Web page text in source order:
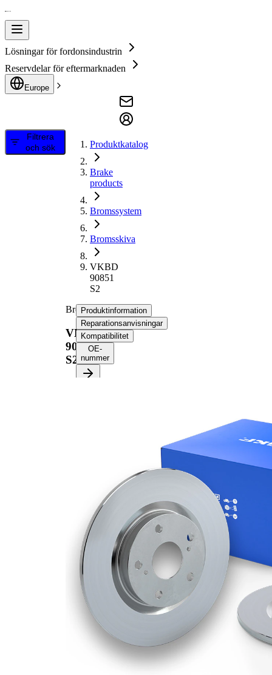
Lösningar för fordonsindustrin
Reservdelar för eftermarknaden
Europe
Filtrera
och sök
Produktkatalog
Brake
products
Bromssystem
Bromsskiva
VKBD
90851
S2
Bromsskiva
VKBD
90851
S2
Produktinformation
Reparationsanvisningar
Kompatibilitet
OE-
nummer
10,4
mm
Minimum tjocklek
Antal borrningar
2
Ytterdiameter
299
mm
Hålantal
Centreringsdiameter
105,6
mm
Hålkrets-Ø
139,7
Yta
belagd